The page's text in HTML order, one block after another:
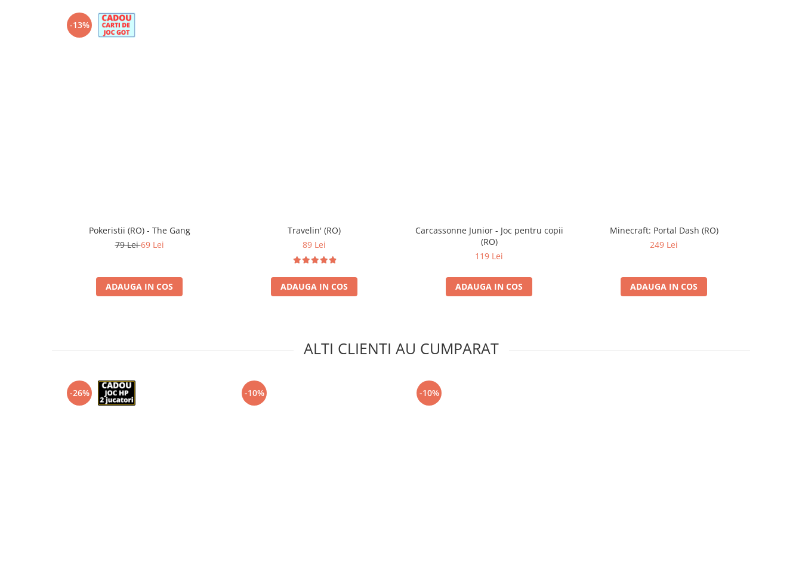
-13%
Pokeristii (RO) - The Gang
79 Lei69 Lei
ADAUGA IN COS
Travelin' (RO)
89 Lei
ADAUGA IN COS
Carcassonne Junior - Joc pentru copii
(RO)
119 Lei
ADAUGA IN COS
Minecraft: Portal Dash (RO)
249 Lei
ADAUGA IN COS
ALTI CLIENTI AU CUMPARAT
-26% -10% -10%